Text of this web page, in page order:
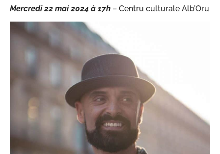
Mercredi 22 mai 2024 à 17h – Centru culturale Alb’Oru